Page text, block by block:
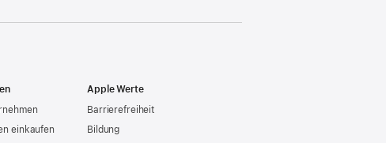
einkaufen
Apple Werte
Barrierefreiheit
Bildung